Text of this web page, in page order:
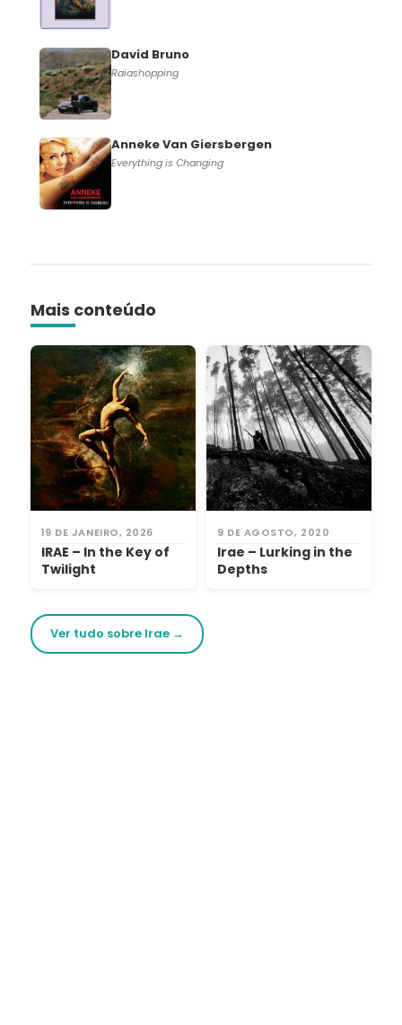
David Bruno
Raiashopping
Anneke Van Giersbergen
Everything is Changing
Mais conteúdo
19 DE JANEIRO, 2026
IRAE – In the Key of
Twilight
9 DE AGOSTO, 2020
Irae – Lurking in the
Depths
Ver tudo sobre Irae →